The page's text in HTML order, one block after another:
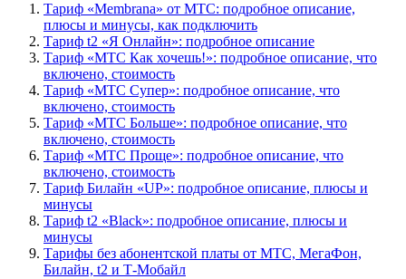
Тариф «Membrana» от МТС: подробное описание,
плюсы и минусы, как подключить
Тариф t2 «Я Онлайн»: подробное описание
Тариф «МТС Как хочешь!»: подробное описание, что
включено, стоимость
Тариф «МТС Супер»: подробное описание, что
включено, стоимость
Тариф «МТС Больше»: подробное описание, что
включено, стоимость
Тариф «МТС Проще»: подробное описание, что
включено, стоимость
Тариф Билайн «UP»: подробное описание, плюсы и
минусы
Тариф t2 «Black»: подробное описание, плюсы и
минусы
Тарифы без абонентской платы от МТС, МегаФон,
Билайн, t2 и Т-Мобайл